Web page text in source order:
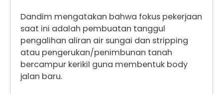
Dandim mengatakan bahwa fokus pekerjaan
saat ini adalah pembuatan tanggul
pengalihan aliran air sungai dan stripping
atau pengerukan/penimbunan tanah
bercampur kerikil guna membentuk body
jalan baru.